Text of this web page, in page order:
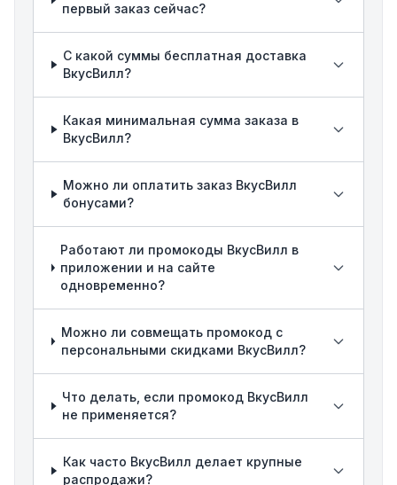
первый заказ сейчас?
С какой суммы бесплатная доставка
ВкусВилл?
Какая минимальная сумма заказа в
ВкусВилл?
Можно ли оплатить заказ ВкусВилл
бонусами?
Работают ли промокоды ВкусВилл в
приложении и на сайте
одновременно?
Можно ли совмещать промокод с
персональными скидками ВкусВилл?
Что делать, если промокод ВкусВилл
не применяется?
Как часто ВкусВилл делает крупные
распродажи?